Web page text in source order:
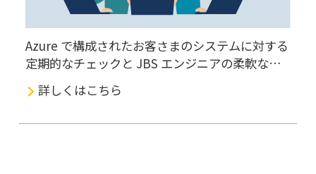
Azure で構成されたお客さまのシステムに対する
定期的なチェックと JBS エンジニアの柔軟な対
応で、日々発生する問題に対処するだけでなく、
これから導入するシステムに向けたアドバイスを
詳しくはこちら